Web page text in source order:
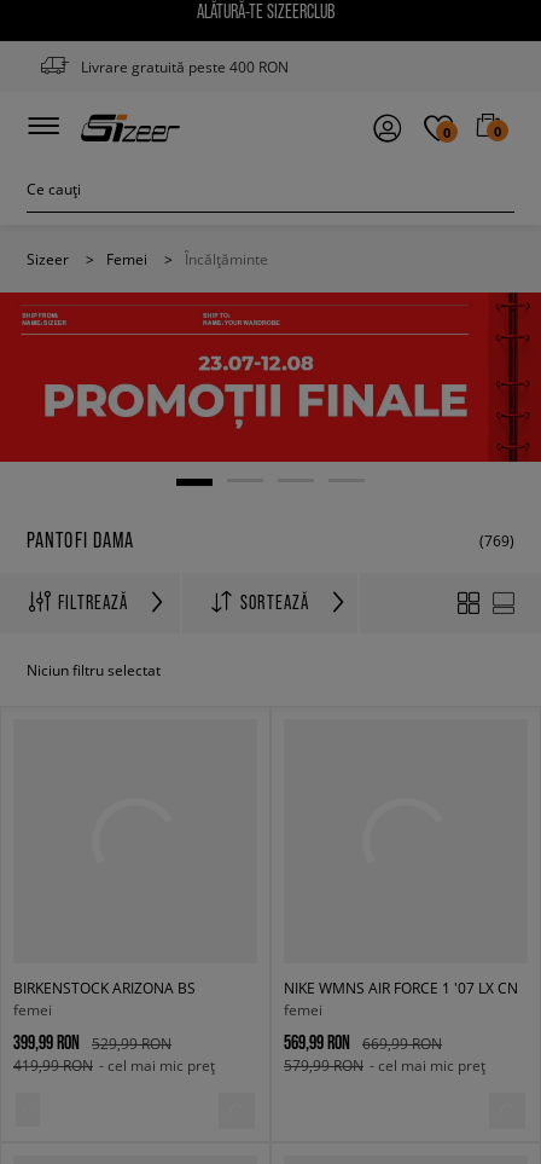
ALĂTURĂ-TE SIZEERCLUB
Livrare gratuită peste 400 RON
0 0
Sizeer > Femei > Încălțăminte
PANTOFI DAMA (769)
FILTREAZĂ SORTEAZĂ
Niciun filtru selectat
BIRKENSTOCK ARIZONA BS
femei
399,99 RON
529,99 RON
419,99 RON - cel mai mic preț
NIKE WMNS AIR FORCE 1 '07 LX CN
femei
569,99 RON
669,99 RON
579,99 RON - cel mai mic preț